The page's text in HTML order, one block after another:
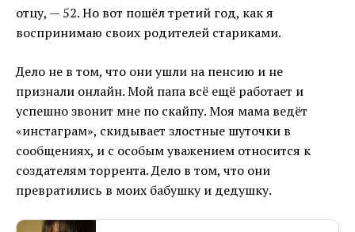
отцу, — 52. Но вот пошёл третий год, как я
воспринимаю своих родителей стариками.
Дело не в том, что они ушли на пенсию и не
признали онлайн. Мой папа всё ещё работает и
успешно звонит мне по скайпу. Моя мама ведёт
«инстаграм», скидывает злостные шуточки в
сообщениях, и с особым уважением относится к
создателям торрента. Дело в том, что они
превратились в моих бабушку и дедушку.